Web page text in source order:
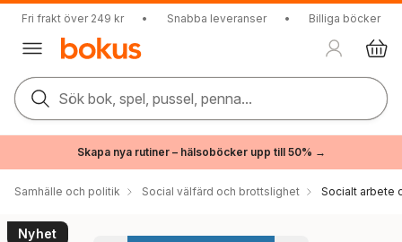
Fri frakt över 249 kr • Snabba leveranser • Billiga böcker
Sök bok, spel, pussel, penna...
Skapa nya rutiner – hälsoböcker upp till 50% →
Samhälle och politik Social välfärd och brottslighet Socialt arbete
Nyhet